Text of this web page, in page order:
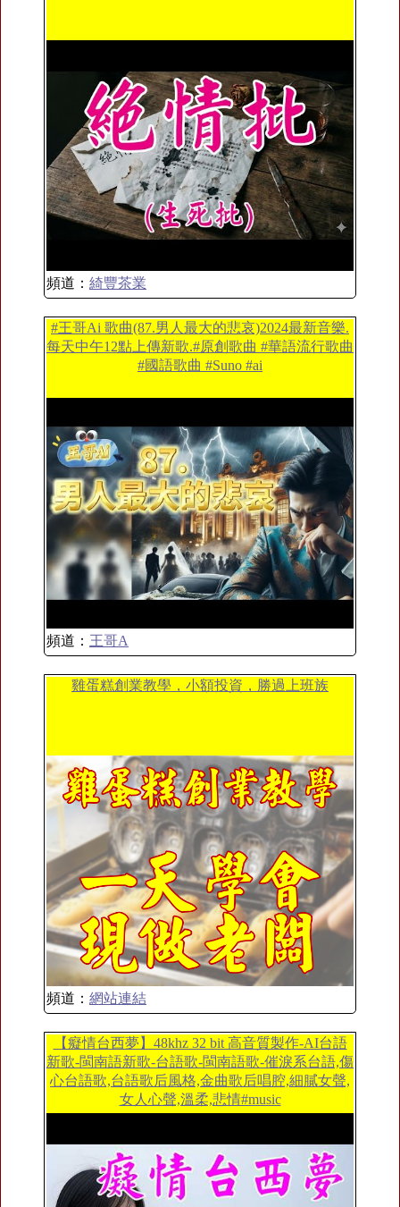
頻道： 綺豐茶業
#王哥Ai 歌曲(87.男人最大的悲哀)2024最新音樂.
每天中午12點上傳新歌.#原創歌曲 #華語流行歌曲
#國語歌曲 #Suno #ai
頻道： 王哥A
雞蛋糕創業教學，小額投資，勝過上班族
頻道： 網站連結
【癡情台西夢】48khz 32 bit 高音質製作-AI台語
新歌-閩南語新歌-台語歌-閩南語歌-催淚系台語,傷
心台語歌,台語歌后風格,金曲歌后唱腔,細膩女聲,
女人心聲,溫柔,悲情#music